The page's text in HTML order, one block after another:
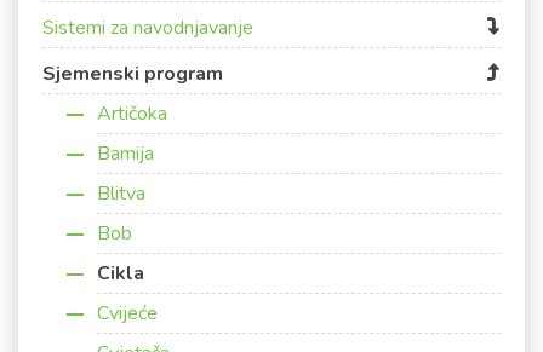
Sistemi za navodnjavanje
Sjemenski program
Artičoka
Bamija
Blitva
Bob
Cikla
Cvijeće